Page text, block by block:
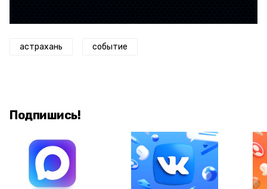
астрахань событие
Подпишись!